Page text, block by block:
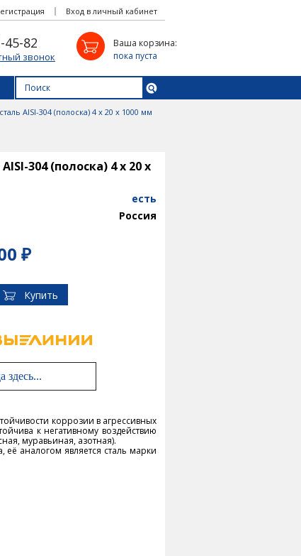
Вход в личный кабинет
Ваша корзина:
пока пуста
45-82
звонок
AISI-304 (полоска) 4 х 20 х 1000 мм
304 (полоска) 4 х 20 х
есть
Россия
₽
коррозии в агрессивных
к негативному воздействию
муравьиная, азотная).
её аналогом является сталь марки